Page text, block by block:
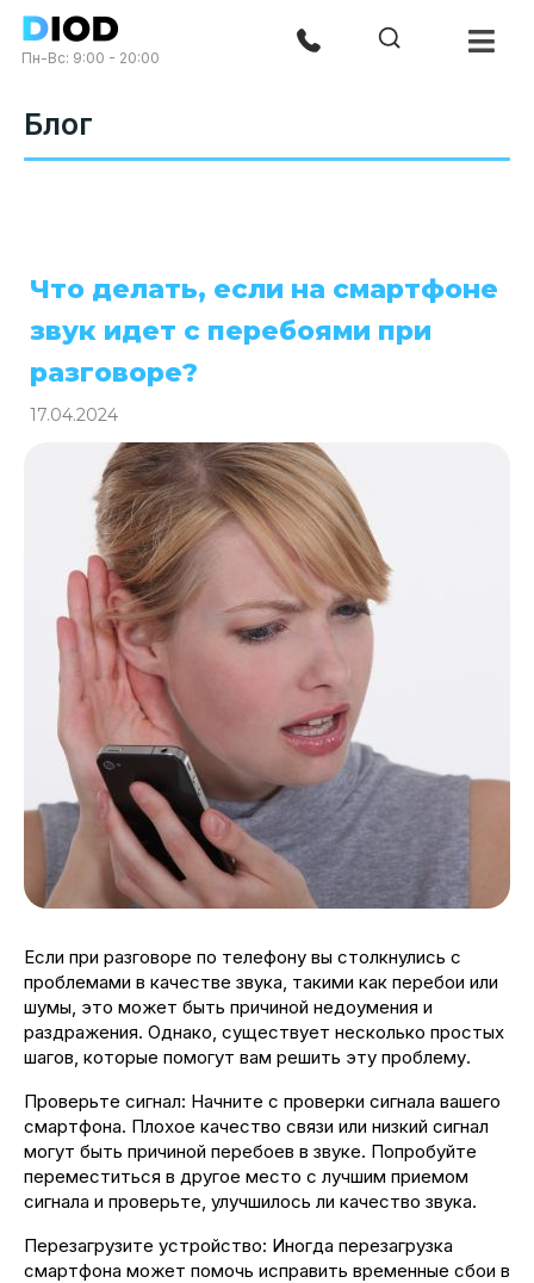
Пн-Вс: 9:00 - 20:00
Блог
Что делать, если на смартфоне
звук идет с перебоями при
разговоре?
17.04.2024
Если при разговоре по телефону вы столкнулись с
проблемами в качестве звука, такими как перебои или
шумы, это может быть причиной недоумения и
раздражения. Однако, существует несколько простых
шагов, которые помогут вам решить эту проблему.
Проверьте сигнал: Начните с проверки сигнала вашего
смартфона. Плохое качество связи или низкий сигнал
могут быть причиной перебоев в звуке. Попробуйте
переместиться в другое место с лучшим приемом
сигнала и проверьте, улучшилось ли качество звука.
Перезагрузите устройство: Иногда перезагрузка
смартфона может помочь исправить временные сбои в